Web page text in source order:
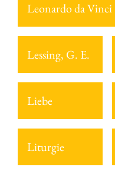
Leonardo da Vinci
Lessing, G. E.
Liebe
Liturgie